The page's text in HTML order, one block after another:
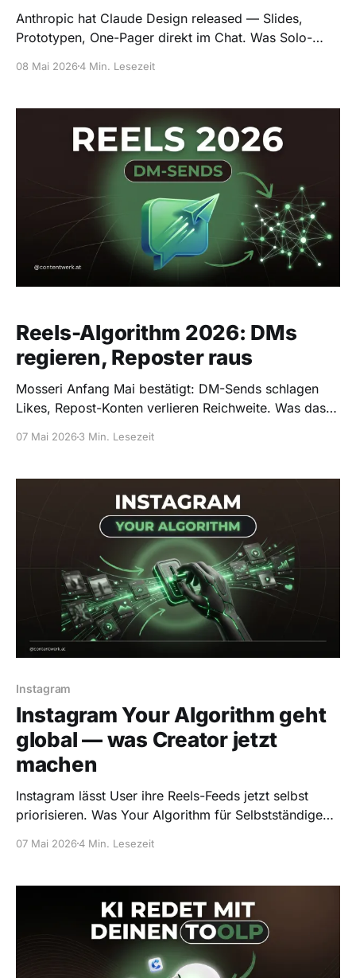
Anthropic hat Claude Design released — Slides,
Prototypen, One-Pager direkt im Chat. Was Solo-
08 Mai 20264 Min. Lesezeit
Reels-Algorithm 2026: DMs
regieren, Reposter raus
Mosseri Anfang Mai bestätigt: DM-Sends schlagen
Likes, Repost-Konten verlieren Reichweite. Was das
07 Mai 20263 Min. Lesezeit
Instagram
Instagram Your Algorithm geht
global — was Creator jetzt
machen
Instagram lässt User ihre Reels-Feeds jetzt selbst
priorisieren. Was Your Algorithm für Selbstständige
07 Mai 20264 Min. Lesezeit